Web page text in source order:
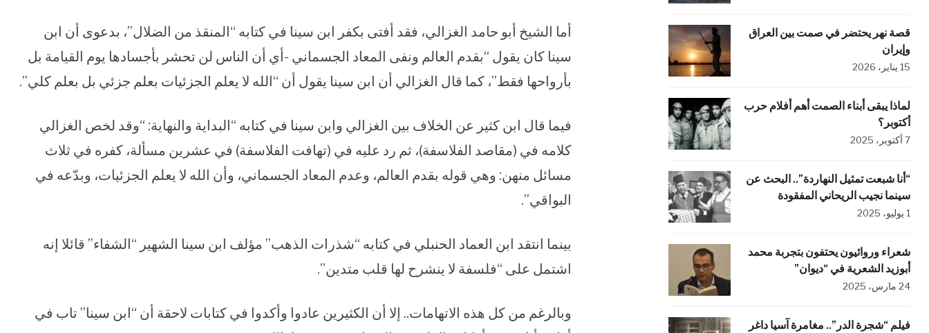
أما الشيخ أبو حامد الغزالي، فقد أفتى بكفر ابن سينا في كتابه “المنقذ من الضلال”، بدعوى أن ابن
سينا كان يقول “بقدم العالم ونفى المعاد الجسماني -أي أن الناس لن تحشر بأجسادها يوم القيامة بل
بأرواحها فقط”، كما قال الغزالي أن ابن سينا يقول أن “الله لا يعلم الجزئيات بعلم جزئي بل بعلم كلي”.
فيما قال ابن كثير عن الخلاف بين الغزالي وابن سينا في كتابه “البداية والنهاية: “وقد لخص الغزالي
كلامه في (مقاصد الفلاسفة)، ثم رد عليه في (تهافت الفلاسفة) في عشرين مسألة، كفره في ثلاث
مسائل منهن: وهي قوله بقدم العالم، وعدم المعاد الجسماني، وأن الله لا يعلم الجزئيات، وبدّعه في
البواقي”.
بينما انتقد ابن العماد الحنبلي في كتابه “شذرات الذهب” مؤلف ابن سينا الشهير “الشفاء” قائلا إنه
اشتمل على “فلسفة لا ينشرح لها قلب متدين”.
وبالرغم من كل هذه الاتهامات.. إلا أن الكثيرين عادوا وأكدوا في كتابات لاحقة أن “ابن سينا” تاب في
قصة نهر يحتضر في صمت بين العراق
وإيران
15 يناير، 2026
لماذا يبقى أبناء الصمت أهم أفلام حرب
أكتوبر؟
7 أكتوبر، 2025
“أنا شبعت تمثيل النهاردة”.. البحث عن
سينما نجيب الريحاني المفقودة
1 يوليو، 2025
شعراء وروائيون يحتفون بتجربة محمد
أبوزيد الشعرية في “ديوان”
24 مارس، 2025
فيلم “شجرة الدر”.. مغامرة آسيا داغر